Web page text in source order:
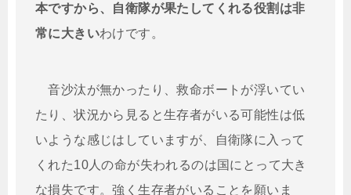
本ですから、自衛隊が果たしてくれる役割は非
常に大きいわけです。
音沙汰が無かったり、救命ボートが浮いてい
たり、状況から見ると生存者がいる可能性は低
いような感じはしていますが、自衛隊に入って
くれた10人の命が失われるのは国にとって大き
な損失です。強く生存者がいることを願いま